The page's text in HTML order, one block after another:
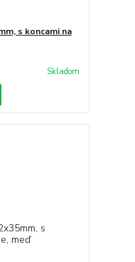
s koncami na
Skladom